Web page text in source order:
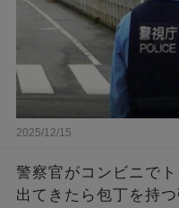
2025/12/15
警察官がコンビニで
出てきたら包丁を持